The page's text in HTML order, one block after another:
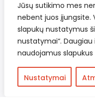
Jūsų sutikimo mes
nebent juos įjungsite.
slapukų nustatymus
nustatymai“.
naudojamus slapukus
Nustatymai
Nuorodos
Bendrosios taisyklės
Privatumo politika